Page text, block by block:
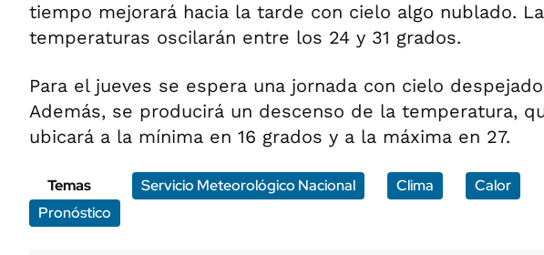
tiempo mejorará hacia la tarde con cielo algo nublado.
temperaturas oscilarán entre los 24 y 31 grados.
Para el jueves se espera una jornada con cielo
Además, se producirá un descenso de la temperatura,
ubicará a la mínima en 16 grados y a la máxima en 27.
Temas Servicio Meteorológico Nacional Clima
Calor
Pronóstico